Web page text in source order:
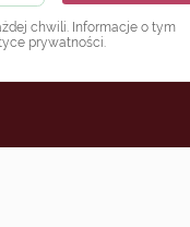
chwili. Informacje o tym
prywatności.